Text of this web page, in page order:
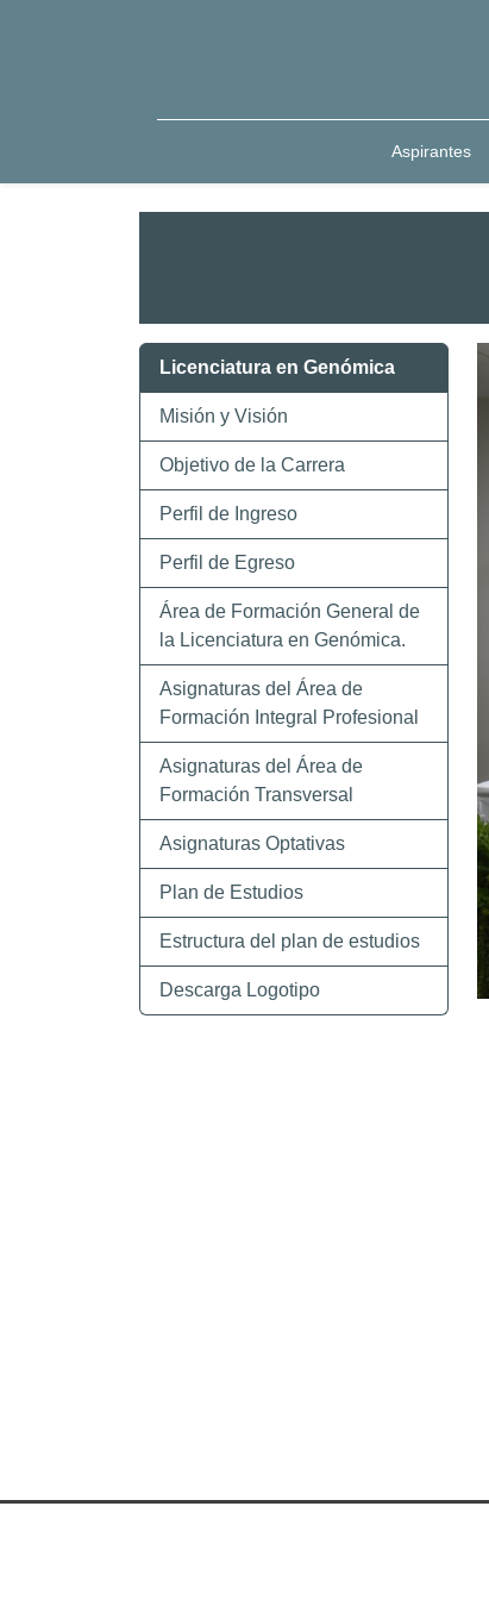
Aspirantes
Licenciatura en Genómica
Misión y Visión
Objetivo de la Carrera
Perfil de Ingreso
Perfil de Egreso
Área de Formación General de
la Licenciatura en Genómica.
Asignaturas del Área de
Formación Integral Profesional
Asignaturas del Área de
Formación Transversal
Asignaturas Optativas
Plan de Estudios
Estructura del plan de estudios
Descarga Logotipo